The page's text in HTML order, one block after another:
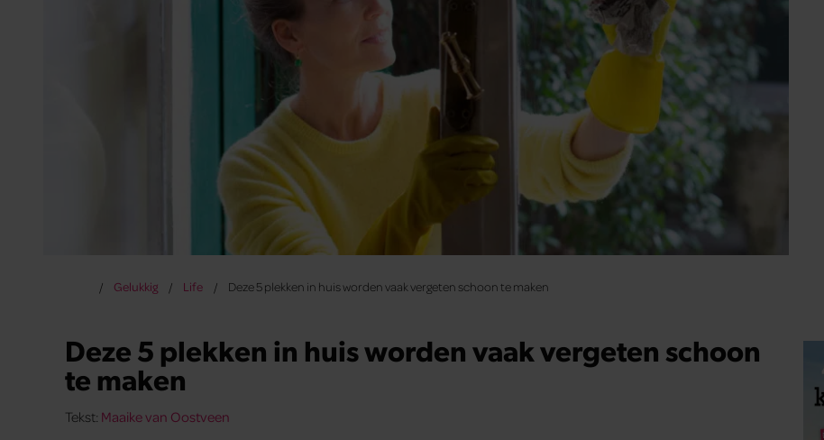
Gelukkig Life Deze 5 plekken in huis worden vaak vergeten schoon te maken
Deze 5 plekken in huis worden vaak vergeten schoon
te maken
Tekst: Maaike van Oostveen